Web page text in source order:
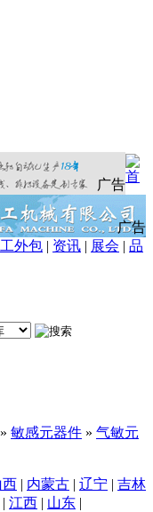
广告
广告
首
外包 | 资讯 | 展会 | 品
» 敏感元器件 » 气敏元
内蒙古 辽宁
吉林
江西 山东